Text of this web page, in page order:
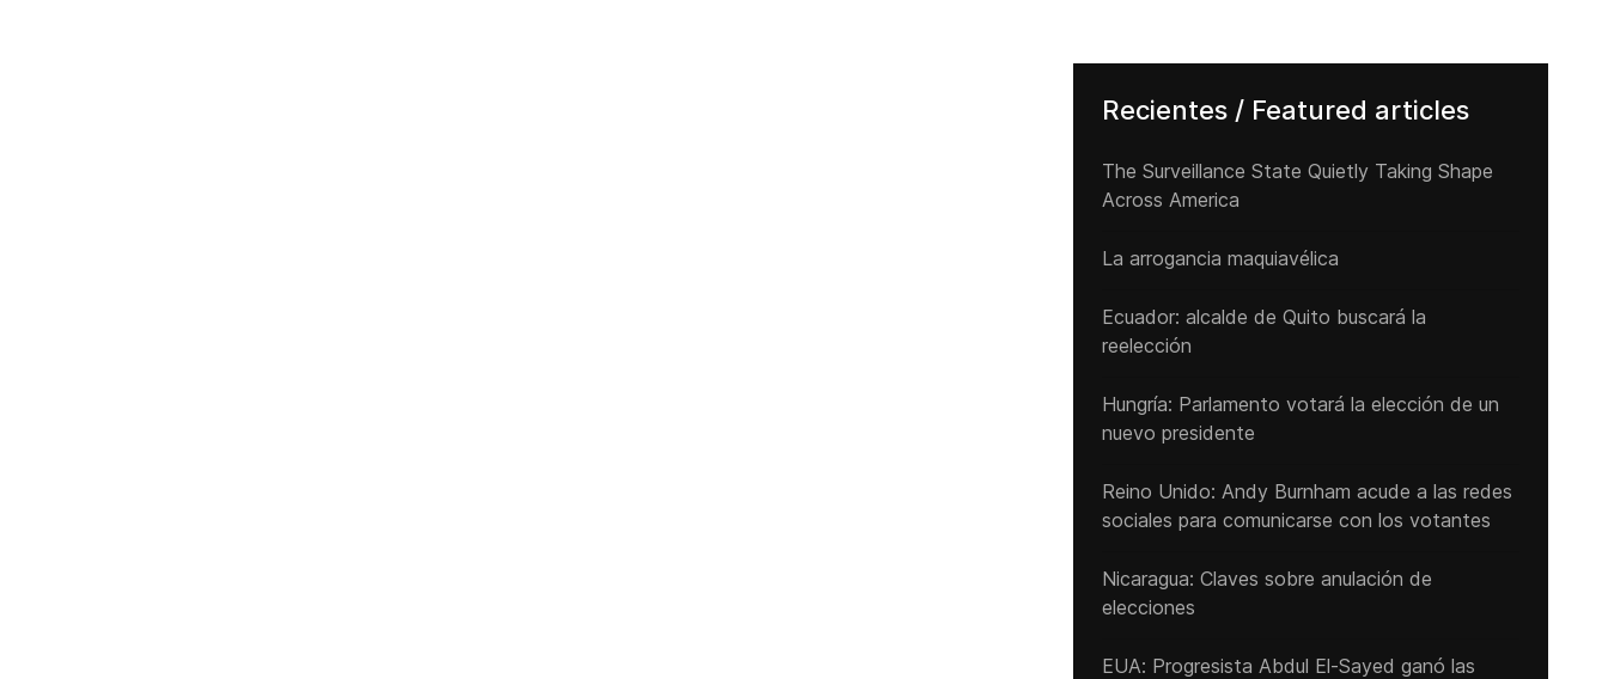
Recientes / Featured articles
The Surveillance State Quietly Taking Shape
Across America
La arrogancia maquiavélica
Ecuador: alcalde de Quito buscará la
reelección
Hungría: Parlamento votará la elección de un
nuevo presidente
Reino Unido: Andy ‌Burnham acude a las redes
sociales para comunicarse con los votantes
Nicaragua: Claves sobre anulación de
elecciones
EUA: Progresista Abdul El-Sayed ganó las